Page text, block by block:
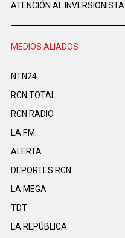
ATENCIÓN AL INVERSIONISTA
MEDIOS ALIADOS
NTN24
RCN TOTAL
RCN RADIO
LA F.M.
ALERTA
DEPORTES RCN
LA MEGA
TDT
LA REPÚBLICA